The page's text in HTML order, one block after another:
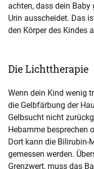
achten, dass dein
Urin ausscheidet. Das
den Körper des Kindes
Die Lichttherapie
Wenn dein Kind wenig
die Gelbfärbung der
Gelbsucht nicht
Hebamme besprechen
Dort kann die Bilirubin-
gemessen werden.
Grenzwert, muss das